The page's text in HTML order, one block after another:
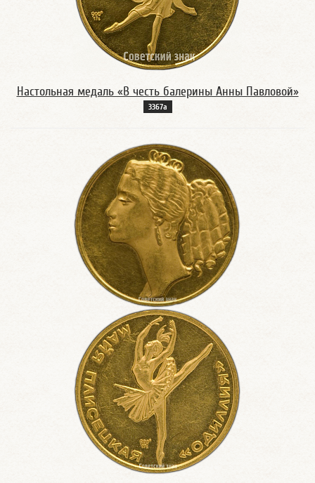
Настольная медаль «В честь балерины Анны Павловой»
3367а